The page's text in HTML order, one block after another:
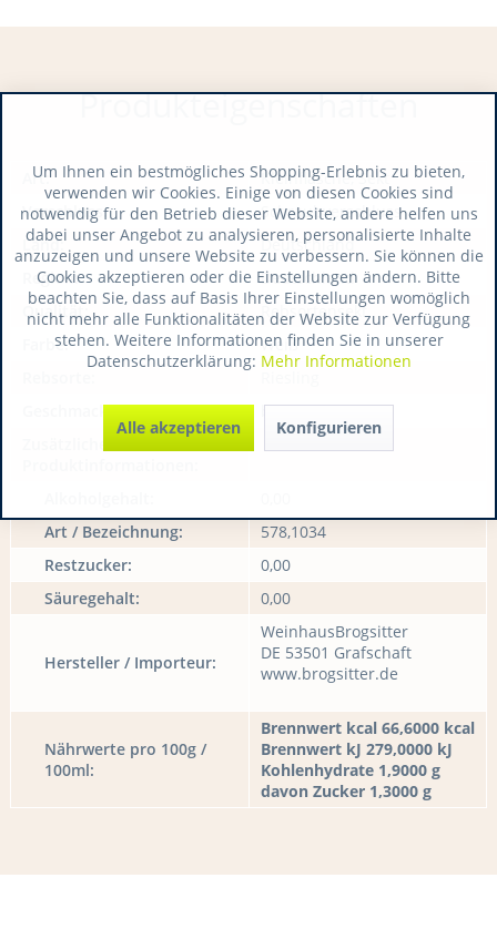
Produkteigenschaften
Art:
Kleinflasche, Sekt
Verschluss:
Schraubverschluss
Land:
Deutschland
Region:
Deutschland
Qualität:
Rebsortensekt
Farbe:
Weiß
Geschmack:
brut
Art / Bezeichnung:
578,1034
Restzucker:
0,00
Säuregehalt:
0,00
Hersteller / Importeur:
WeinhausBrogsitter
DE 53501 Grafschaft
www.brogsitter.de
Nährwerte pro 100g /
100ml:
Brennwert kcal 66,6000 kcal
Brennwert kJ 279,0000 kJ
Kohlenhydrate 1,9000 g
davon Zucker 1,3000 g
Um Ihnen ein bestmögliches Shopping-Erlebnis zu bieten,
verwenden wir Cookies. Einige von diesen Cookies sind
notwendig für den Betrieb dieser Website, andere helfen uns
dabei unser Angebot zu analysieren, personalisierte Inhalte
anzuzeigen und unsere Website zu verbessern. Sie können die
Cookies akzeptieren oder die Einstellungen ändern. Bitte
beachten Sie, dass auf Basis Ihrer Einstellungen womöglich
nicht mehr alle Funktionalitäten der Website zur Verfügung
stehen. Weitere Informationen finden Sie in unserer
Datenschutzerklärung: Mehr Informationen
Alle akzeptieren Konfigurieren